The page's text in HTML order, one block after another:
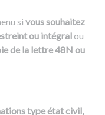
si vous souhaitez
ou intégralou
de la lettre 48N ou
type état civil,